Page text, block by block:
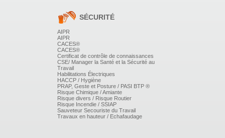
- Quel volume retenir ?
- Pourquoi privilégier des indicateurs de non qualité ?
Transformer les indicateurs en indices qualité
Définir un indicateur global pour mesurer les écarts
entre chaque édition du tableau de bord
Exercice : Analyse commentée d'exemples
d'indicateurs
COMMENT EXPLOITER AU MIEUX CES
OUTILS ?
Le tableau de bord : un outil de gestion de la qualité
Le suivi à mettre en place
- Continu ou Discontinu
SÉCURITÉ
AIPR
AIPR
CACES®
CACES®
Certificat de contrôle de connaissances
CSE/ Manager la Santé et la Sécurité au
Travail
Habilitations Électriques
HACCP / Hygiène
PRAP, Geste et Posture / PASI BTP ®
Risque Chimique / Amiante
Risque divers / Risque Routier
Risque Incendie / SSIAP
Sauveteur Secouriste du Travail
Travaux en hauteur / Echafaudage